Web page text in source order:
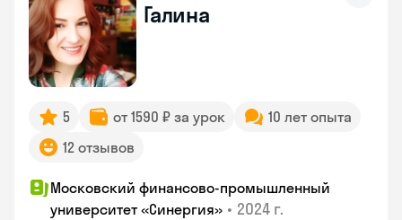
Галина
5 от 1590 ₽ за урок
10 лет опыта
12 отзывов
Московский финансово-промышленный
университет «Синергия» • 2024 г.